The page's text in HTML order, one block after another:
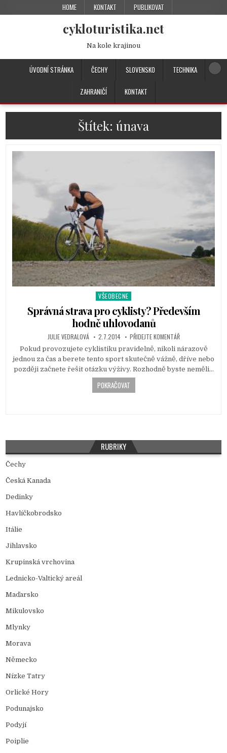
HOME KONTAKT PUBLIKOVAT
cykloturistika.net
Na kole krajinou
ÚVODNÍ STRÁNKA ČECHY SLOVENSKO TECHNIKA
ZAHRANIČÍ KONTAKT
Štítek: únava
P
s
t
e
d
i
n
VŠEOBECNE
Správná strava pro cyklisty? Především
hodně uhlovodanů
JULIE VEDRALOVÁ 2.7.2014 PŘIDEJTE KOMENTÁŘ
Pokud provozujete cyklistiku pravidelně, nikoli nárazově
jednou za čas a berete tento sport skutečně vážně, dříve nebo
později začnete řešit otázku výživy. Rozhodně byste neměli…
POKRAČOVAT
RUBRIKY
Čechy
Česká Kanada
Dedinky
Havlíčkobrodsko
Itálie
Jihlavsko
Krupinská vrchovina
Lednicko-Valtický areál
Maďarsko
Mikulovsko
Mlynky
Morava
Německo
Nízke Tatry
Orlické Hory
Podunajsko
Podyjí
Poiplie